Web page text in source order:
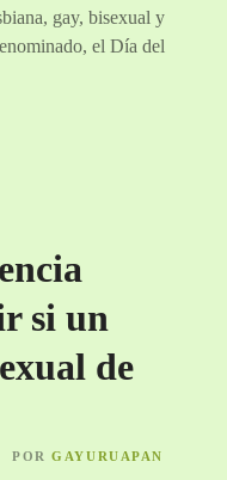
gay, bisexual y
el Día del
si un
de
POR GAYURUAPAN